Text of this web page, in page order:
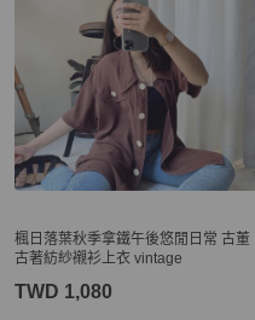
楓日落葉秋季拿鐵午後悠閒日常 古董
古著紡紗襯衫上衣 vintage
TWD 1,080